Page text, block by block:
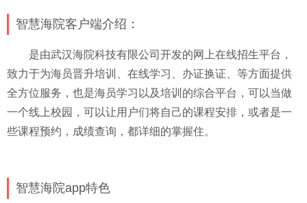
智慧海院客户端介绍：
是由武汉海院科技有限公司开发的网上在线招生平台，
致力于为海员晋升培训、在线学习、办证换证、等方面提供
全方位服务，也是海员学习以及培训的综合平台，可以当做
一个线上校园，可以让用户们将自己的课程安排，或者是一
些课程预约，成绩查询，都详细的掌握住。
智慧海院app特色